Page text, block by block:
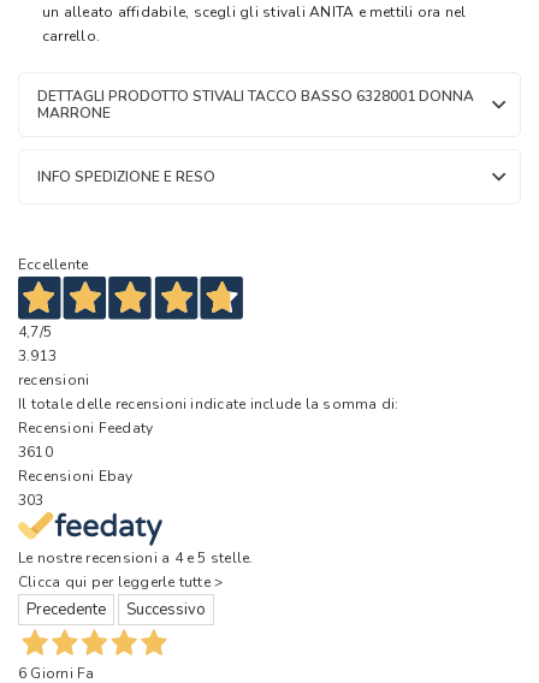
un alleato affidabile, scegli gli stivali ANITA e mettili ora nel
carrello.
DETTAGLI PRODOTTO STIVALI TACCO BASSO 6328001 DONNA
MARRONE
INFO SPEDIZIONE E RESO
Eccellente
4,7/5
3.913
recensioni
Il totale delle recensioni indicate include la somma di:
Recensioni Feedaty
3610
Recensioni Ebay
303
Le nostre recensioni a 4 e 5 stelle.
Clicca qui per leggerle tutte >
Precedente Successivo
6 Giorni Fa